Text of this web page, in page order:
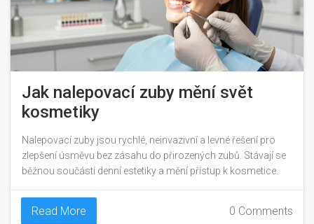
Jak nalepovací zuby mění svět
kosmetiky
Nalepovací zuby jsou rychlé, neinvazivní a levné řešení pro
zlepšení úsměvu bez zásahu do přirozených zubů. Stávají se
běžnou součástí denní estetiky a mění přístup k kosmetice.
Read More 0 Comments